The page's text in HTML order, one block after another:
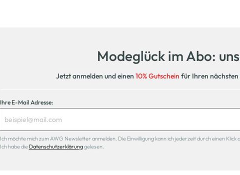
Modeglück im Abo:
Jetzt anmelden und einen 10% Gutschein für Ihren nächsten
Ihre E-Mail Adresse:
Ich möchte mich zum AWG Newsletter anmelden. Die Einwilligung kann ich jederzeit durch einen
Ich habe die Datenschutzerklärunggelesen.